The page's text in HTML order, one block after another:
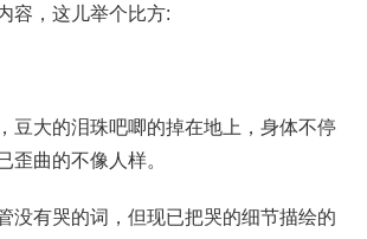
容，这儿举个比方:
豆大的泪珠吧唧的掉在地上，身体不停
歪曲的不像人样。
没有哭的词，但现已把哭的细节描绘的